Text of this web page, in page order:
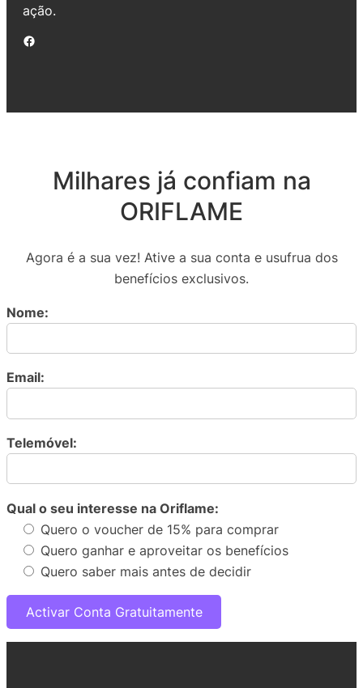
ação.
Facebook
Milhares já confiam na
ORIFLAME
Agora é a sua vez! Ative a sua conta e usufrua dos
benefícios exclusivos.
Nome:
Email:
Telemóvel:
Qual o seu interesse na Oriflame:
Quero o voucher de 15% para comprar
Quero ganhar e aproveitar os benefícios
Quero saber mais antes de decidir